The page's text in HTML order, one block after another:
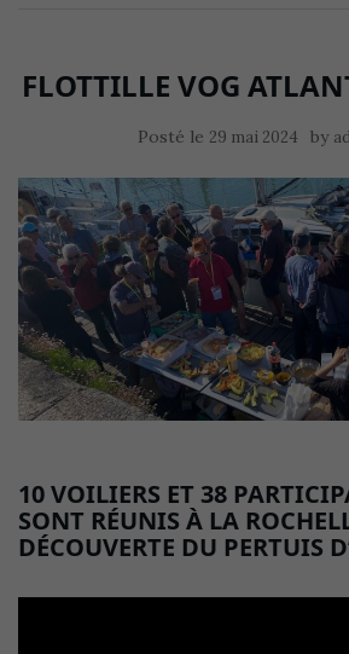
FLOTTILLE VOG
Posté le 29 mai 2024 by
10 VOILIERS ET 38
SONT RÉUNIS À LA
DÉCOUVERTE DU PERTUIS